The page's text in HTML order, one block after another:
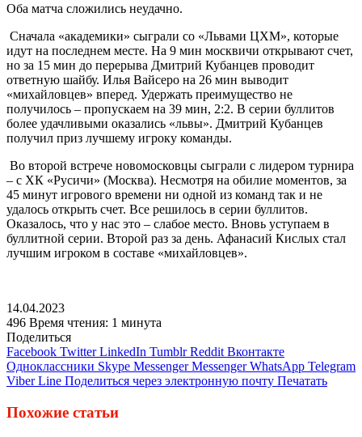
Оба матча сложились неудачно.
Сначала «академики» сыграли со «Львами ЦХМ», которые
идут на последнем месте. На 9 мин москвичи открывают счет,
но за 15 мин до перерыва Дмитрий Кубанцев проводит
ответную шайбу. Илья Вайсеро на 26 мин выводит
«михайловцев» вперед. Удержать преимущество не
получилось – пропускаем на 39 мин, 2:2. В серии буллитов
более удачливыми оказались «львы». Дмитрий Кубанцев
получил приз лучшему игроку команды.
Во второй встрече новомосковцы сыграли с лидером турнира
– с ХК «Русичи» (Москва). Несмотря на обилие моментов, за
45 минут игрового времени ни одной из команд так и не
удалось открыть счет. Все решилось в серии буллитов.
Оказалось, что у нас это – слабое место. Вновь уступаем в
буллитной серии. Второй раз за день. Афанасий Кислых стал
лучшим игроком в составе «михайловцев».
14.04.2023
496 Время чтения: 1 минута
Поделиться
Facebook Twitter LinkedIn Tumblr Reddit Вконтакте
Одноклассники Skype Messenger Messenger WhatsApp Telegram
Viber Line Поделиться через электронную почту Печатать
Похожие статьи